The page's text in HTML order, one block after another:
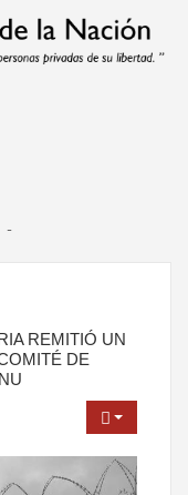
-
REMITIÓ UN
DE